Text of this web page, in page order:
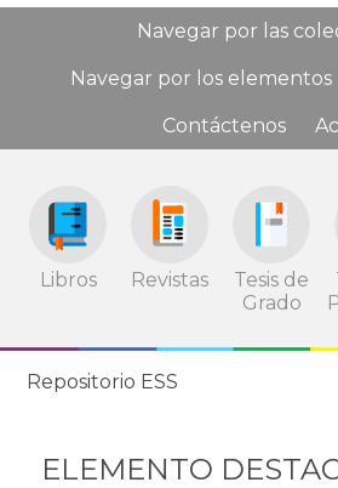
Navegar por las
Navegar por los elementos
Contáctenos
Libros Revistas
Tesis de
Grado
Repositorio ESS
ELEMENTO